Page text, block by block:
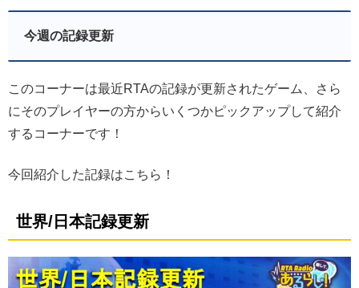
今週の記録更新
このコーナーは最近RTAの記録が更新されたゲーム、さら
にそのプレイヤーの方からいくつかピックアップして紹介
するコーナーです！
今回紹介した記録はこちら！
世界/日本記録更新